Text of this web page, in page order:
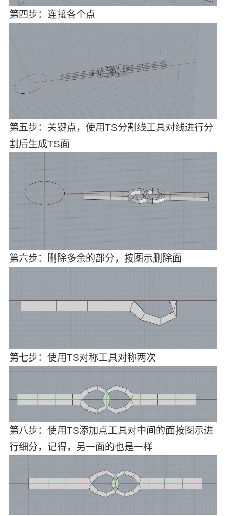
第四步：连接各个点
第五步：关键点，使用TS分割线工具对线进行分
割后生成TS面
第六步：删除多余的部分，按图示删除面
第七步：使用TS对称工具对称两次
第八步：使用TS添加点工具对中间的面按图示进
行细分，记得，另一面的也是一样